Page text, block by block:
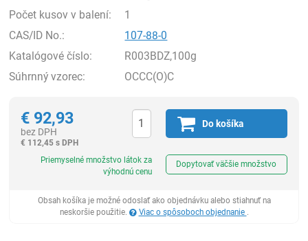
Počet kusov v balení:
1
CAS/ID No.:
107-88-0
Katalógové číslo:
R003BDZ,100g
Súhrnný vzorec:
OCCC(O)C
€ 92,93
bez DPH
€ 112,45 s DPH
Do košíka
Priemyselné množstvo látok za
výhodnú cenu
Dopytovať väčšie množstvo
Obsah košíka je možné odoslať ako objednávku alebo stiahnuť na
neskoršie použitie.
Viac o spôsoboch objednanie .